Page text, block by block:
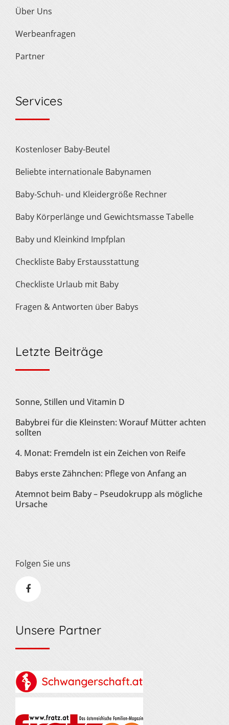
Über Uns
Werbeanfragen
Partner
Services
Kostenloser Baby-Beutel
Beliebte internationale Babynamen
Baby-Schuh- und Kleidergröße Rechner
Baby Körperlänge und Gewichtsmasse Tabelle
Baby und Kleinkind Impfplan
Checkliste Baby Erstausstattung
Checkliste Urlaub mit Baby
Fragen & Antworten über Babys
Letzte Beiträge
Sonne, Stillen und Vitamin D
Babybrei für die Kleinsten: Worauf Mütter achten
sollten
4. Monat: Fremdeln ist ein Zeichen von Reife
Babys erste Zähnchen: Pflege von Anfang an
Atemnot beim Baby – Pseudokrupp als mögliche
Ursache
Folgen Sie uns
Unsere Partner